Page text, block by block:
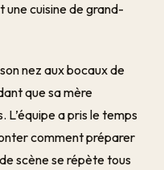
une cuisine de grand-
nez aux bocaux de
que sa mère
a pris le temps
comment préparer
scène se répète tous